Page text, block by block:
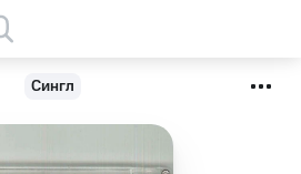
Сингл